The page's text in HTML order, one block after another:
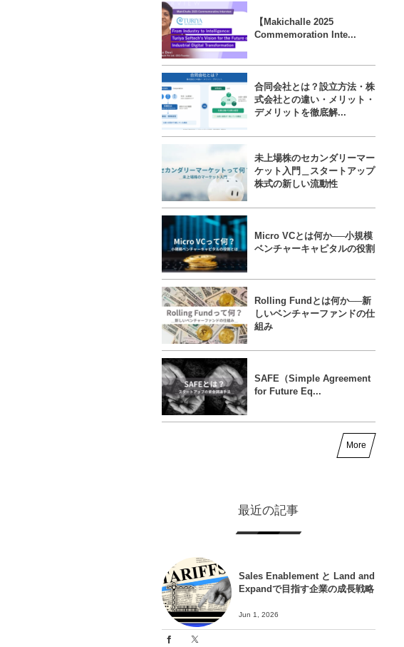
【Makichalle 2025
Commemoration Inte...
合同会社とは？設立方法・株
式会社との違い・メリット・
デメリットを徹底解...
未上場株のセカンダリーマー
ケット入門＿スタートアップ
株式の新しい流動性
Micro VCとは何か──小規模
ベンチャーキャピタルの役割
Rolling Fundとは何か──新
しいベンチャーファンドの仕
組み
SAFE（Simple Agreement
for Future Eq...
More
最近の記事
Sales Enablement と Land and
Expandで目指す企業の成長戦略
Jun 1, 2026